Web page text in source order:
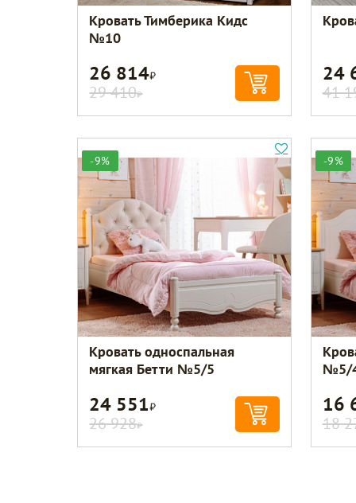
Кровать Тимберика Кидс
№10
26 814Р
29 410Р
24
41
-9%
Кровать односпальная
мягкая Бетти №5/5
24 551Р
26 928Р
-9%
№5/
16
18